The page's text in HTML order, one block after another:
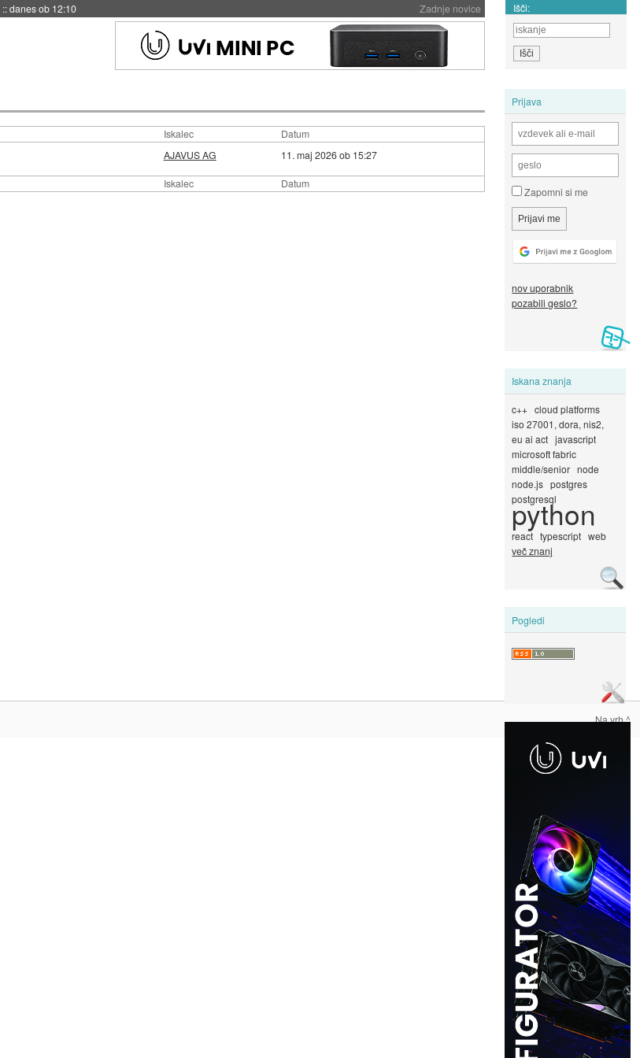
Zadnje novice
::danes ob 12:10 Išči:
Prijava
Zapomni si me
nov uporabnik
pozabili geslo?
Iskana znanja
c++ cloud platforms
iso 27001, dora, nis2,
eu ai act javascript
microsoft fabric
middle/senior node
node.js postgres
postgresql
python
react typescript web
več znanj
Pogledi
Iskalec Datum
Iskalec Datum
AJAVUS AG 11. maj 2026 ob 15:27
Na vrh ^